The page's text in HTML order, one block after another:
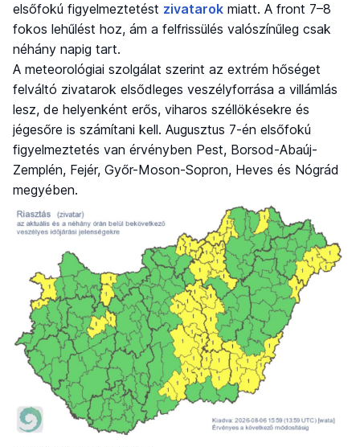
elsőfokú figyelmeztetést zivatarok miatt. A front 7–8
fokos lehűlést hoz, ám a felfrissülés valószínűleg csak
néhány napig tart.
A meteorológiai szolgálat szerint az extrém hőséget
felváltó zivatarok elsődleges veszélyforrása a villámlás
lesz, de helyenként erős, viharos széllökésekre és
jégesőre is számítani kell. Augusztus 7-én elsőfokú
figyelmeztetés van érvényben Pest, Borsod-Abaúj-
Zemplén, Fejér, Győr-Moson-Sopron, Heves és Nógrád
megyében.